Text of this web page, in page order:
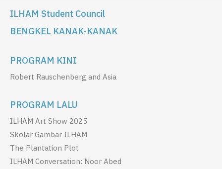
ILHAM Student Council
BENGKEL KANAK-KANAK
PROGRAM KINI
Robert Rauschenberg and Asia
PROGRAM LALU
ILHAM Art Show 2025
Skolar Gambar ILHAM
The Plantation Plot
ILHAM Conversation: Noor Abed